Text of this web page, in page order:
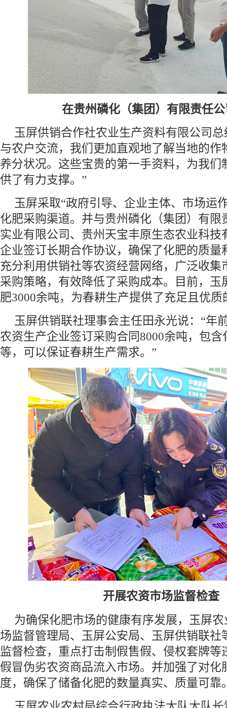
在贵州磷化（集团）有限责
玉屏供销合作社农业生产资料有限公司
与农户交流，我们更加直观地了解当地的作
养分状况。这些宝贵的第一手资料，为我们
供了有力支撑。”
玉屏采取“政府引导、企业主体、市场运
化肥采购渠道。并与贵州磷化（集团）有限
实业有限公司、贵州天宝丰原生态农业科技
企业签订长期合作协议，确保了化肥的质量
充分利用供销社等农资经营网络，广泛收集
采购策略，有效降低了采购成本。目前，玉
肥3000余吨，为春耕生产提供了充足且
玉屏供销联社理事会主任田永光说：“年
农资生产企业签订采购合同8000余吨，包
等，可以保证春耕生产需求。”
开展农资市场监督
为确保化肥市场的健康有序发展，玉屏
场监督管理局、玉屏公安局、玉屏供销联社
监督检查，重点打击制假售假、侵权套牌等
假冒伪劣农资商品流入市场。并加强了对化
度，确保了储备化肥的数量真实、质量